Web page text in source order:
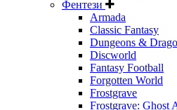
Фентези
Armada
Classic Fantasy
Dungeons &
Discworld
Fantasy Football
Forgotten World
Frostgrave
Frostgrave: Ghost